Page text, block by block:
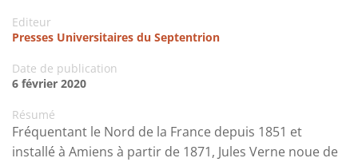
Editeur
Presses Universitaires du Septentrion
Date de publication
6 février 2020
Résumé
Fréquentant le Nord de la France depuis 1851 et
installé à Amiens à partir de 1871, Jules Verne noue de